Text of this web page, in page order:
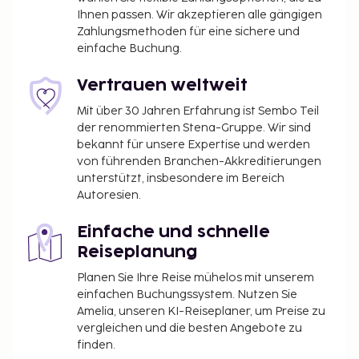
folgenden Freizeiteinrichtungen profitieren:
Fitnesscenter, Innenpool und Sauna. Auch
kostenloses WLAN und einen Skiraum bietet diese
Residenz. Zu den Einrichtungen, die im Sommer
geschlossen sind, gehören:
Sauna
Whirlpool
Du wirst gebeten, die folgenden Gebühren direkt in
der Unterkunft zu zahlen. Gebühren beinhalten
Kaution: 400.00 EUR pro Aufenthalt
Die Stadtverwaltung erhebt eine
Tourismusabgabe: 3.60 EUR pro Person/pro
Nacht. Kinder unter 18 Jahren sind von der
Abgabe befreit.
Diese Liste enthält alle Gebühren, die uns von der
Ihnen passen. Wir akzeptieren alle gängigen
Zahlungsmethoden für eine sichere und
einfache Buchung.
Vertrauen weltweit
Mit über 30 Jahren Erfahrung ist Sembo Teil
der renommierten Stena-Gruppe. Wir sind
bekannt für unsere Expertise und werden
von führenden Branchen-Akkreditierungen
unterstützt, insbesondere im Bereich
Autoresien.
Einfache und schnelle
Reiseplanung
Planen Sie Ihre Reise mühelos mit unserem
einfachen Buchungssystem. Nutzen Sie
Amelia, unseren KI-Reiseplaner, um Preise zu
vergleichen und die besten Angebote zu
finden.